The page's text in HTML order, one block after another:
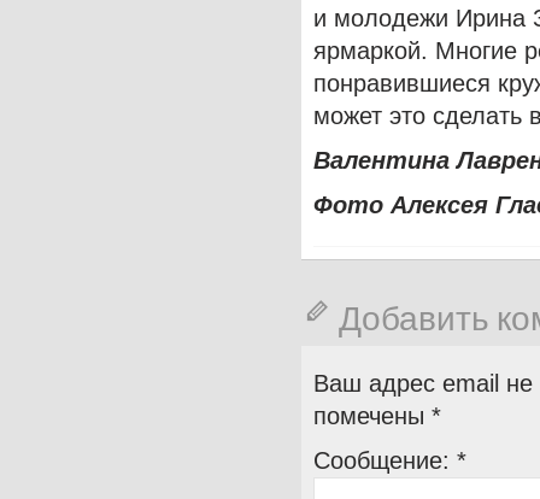
и молодежи Ирина
ярмаркой. Многие
понравившиеся
может это
Валентина
Фото Алексея
Добавить
Ваш адрес email не
помечены *
Сообщение: *